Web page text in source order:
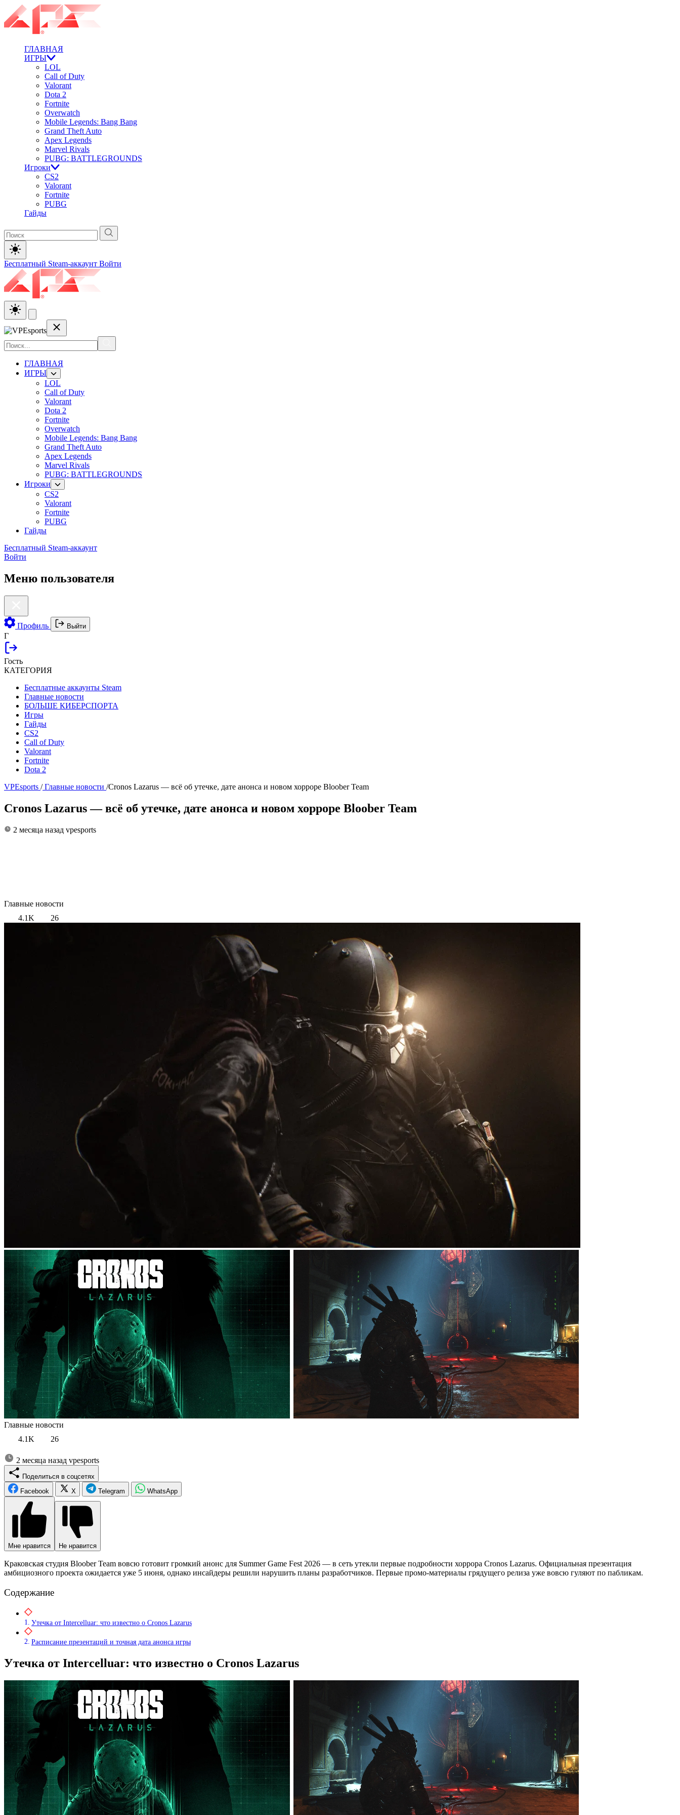
ГЛАВНАЯ
ИГРЫ
LOL
Call of Duty
Valorant
Dota 2
Fortnite
Overwatch
Mobile Legends: Bang Bang
Grand Theft Auto
Apex Legends
Marvel Rivals
PUBG: BATTLEGROUNDS
Игроки
CS2
Valorant
Fortnite
PUBG
Гайды
Бесплатный Steam-аккаунт Войти
ГЛАВНАЯ
ИГРЫ
LOL
Call of Duty
Valorant
Dota 2
Fortnite
Overwatch
Mobile Legends: Bang Bang
Grand Theft Auto
Apex Legends
Marvel Rivals
PUBG: BATTLEGROUNDS
Игроки
CS2
Valorant
Fortnite
PUBG
Гайды
Бесплатный Steam-аккаунт
Войти
Меню пользователя
Профиль Выйти
Г
Гость
КАТЕГОРИЯ
Бесплатные аккаунты Steam
Главные новости
БОЛЬШЕ КИБЕРСПОРТА
Игры
Гайды
CS2
Call of Duty
Valorant
Fortnite
Dota 2
VPEsports / Главные новости /Cronos Lazarus — всё об утечке, дате анонса и новом хорроре Bloober Team
Cronos Lazarus — всё об утечке, дате анонса и новом хорроре Bloober Team
2 месяца назад vpesports
Главные новости
4.1K
26
Главные новости
4.1K
26
2 месяца назад vpesports
Поделиться в соцсетях
Facebook
X Telegram WhatsApp
Мне нравится Не нравится
Краковская студия Bloober Team вовсю готовит громкий анонс для Summer Game Fest 2026 — в сеть утекли первые подробности хоррора Cronos Lazarus. Официальная презентация
амбициозного проекта ожидается уже 5 июня, однако инсайдеры решили нарушить планы разработчиков. Первые промо-материалы грядущего релиза уже вовсю гуляют по пабликам.
Содержание
Утечка от Intercelluar: что известно о Cronos Lazarus
Расписание презентаций и точная дата анонса игры
Утечка от Intercelluar: что известно о Cronos Lazarus